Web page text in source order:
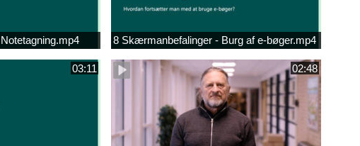
8 Skærmanbefalinger - Burg af e-bøger.mp4
03:11 02:48